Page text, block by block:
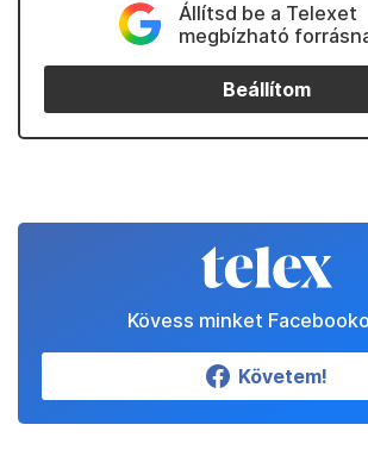
Állítsd be a Telexet
megbízható
Beállítom
Kövess minket
Követem!